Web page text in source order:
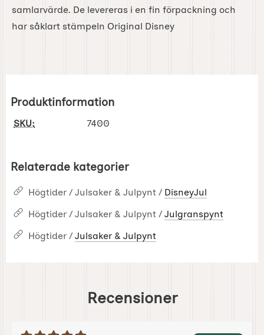
samlarvärde. De levereras i en fin förpackning och
har såklart stämpeln Original Disney
Produktinformation
SKU: 7400
Relaterade kategorier
Högtider / Julsaker & Julpynt / DisneyJul
Högtider / Julsaker & Julpynt / Julgranspynt
Högtider / Julsaker & Julpynt
Recensioner